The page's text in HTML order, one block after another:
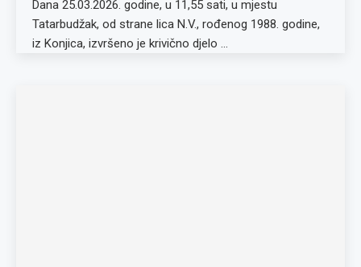
Dana 25.03.2026. godine, u 11,55 sati, u mjestu
Tatarbudžak, od strane lica N.V., rođenog 1988. godine,
iz Konjica, izvršeno je krivično djelo …